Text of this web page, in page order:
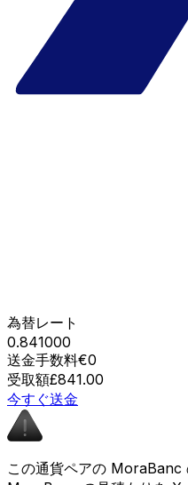
為替レート
0.841000
送金手数料€0
受取額£841.00
今すぐ送金
この通貨ペアの MoraBanc